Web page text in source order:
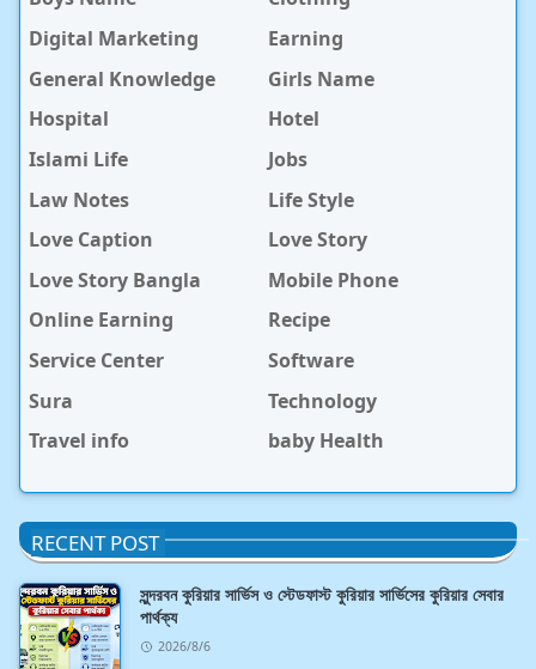
Digital Marketing
Earning
General Knowledge
Girls Name
Hospital
Hotel
Islami Life
Jobs
Law Notes
Life Style
Love Caption
Love Story
Love Story Bangla
Mobile Phone
Online Earning
Recipe
Service Center
Software
Sura
Technology
Travel info
baby Health
RECENT POST
সুন্দরবন কুরিয়ার সার্ভিস ও স্টেডফাস্ট কুরিয়ার সার্ভিসের কুরিয়ার সেবার
পার্থক্য
2026/8/6